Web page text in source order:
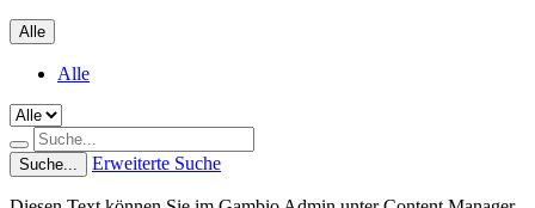
Alle
Alle
Suche... Erweiterte Suche